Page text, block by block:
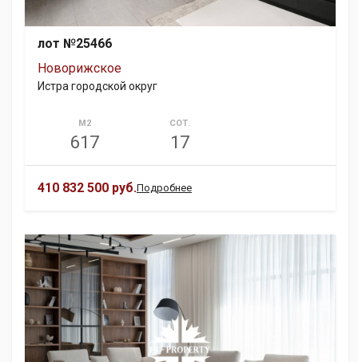
лот №25466
Новорижское
Истра городской округ
М2
617
СОТ.
17
410 832 500 руб.Подробнее